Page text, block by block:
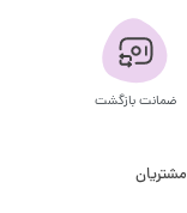
ضمانت بازگشت